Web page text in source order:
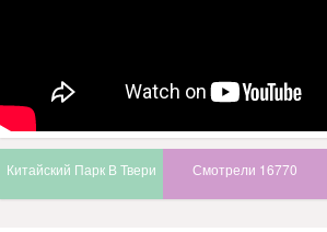
Китайский Парк В Твери Смотрели 16770